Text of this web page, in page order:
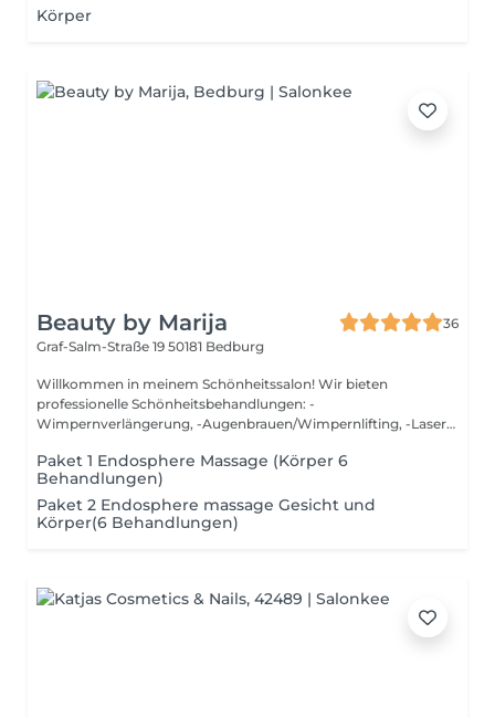
Körper
Beauty by Marija
36
Graf-Salm-Straße 19 50181 Bedburg
Willkommen in meinem Schönheitssalon! Wir bieten
professionelle Schönheitsbehandlungen: -
Wimpernverlängerung, -Augenbrauen/Wimpernlifting, -Laser-
Paket 1 Endosphere Massage (Körper 6
Behandlungen)
Paket 2 Endosphere massage Gesicht und
Körper(6 Behandlungen)